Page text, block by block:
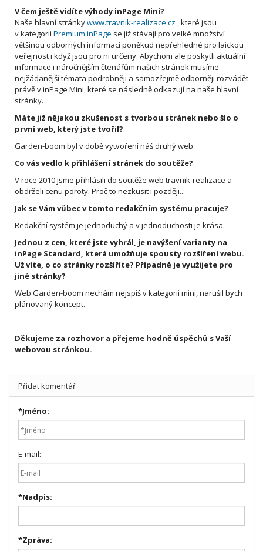
V čem ještě vidíte výhody inPage Mini?
Naše hlavní stránkywww.travnik-realizace.cz , které jsou
v kategorii Premium inPage se již stávají pro velké množství
většinou odborných informací poněkud nepřehledné pro laickou
veřejnost i když jsou pro ni určeny. Abychom ale poskytli aktuální
informace i náročnějším čtenářům našich stránek musíme
nejžádanější témata podrobněji a samozřejmě odborněji rozvádět
právě v inPage Mini, které se následně odkazují na naše hlavní
stránky.
Máte již nějakou zkušenost s tvorbou stránek nebo šlo o
první web, který jste tvořil?
Garden-boom byl v době vytvoření náš druhý web.
Co vás vedlo k přihlášení stránek do soutěže?
V roce 2010 jsme přihlásili do soutěže web travnik-realizace a
obdrželi cenu poroty. Proč to nezkusit i později...
Jak se Vám vůbec v tomto redakčním systému pracuje?
Redakční systém je jednoduchý a v jednoduchosti je krása.
Jednou z cen, které jste vyhrál, je navýšení varianty na
inPage Standard, která umožňuje spousty rozšíření webu.
Už víte, o co stránky rozšíříte? Případně je využijete pro
jiné stránky?
Web Garden-boom nechám nejspíš v kategorii mini, narušil bych
plánovaný koncept.
Děkujeme za rozhovor a přejeme hodně úspěchů s Vaší
webovou stránkou.
Přidat komentář
*Jméno:
E-mail:
*Nadpis:
*Zpráva: